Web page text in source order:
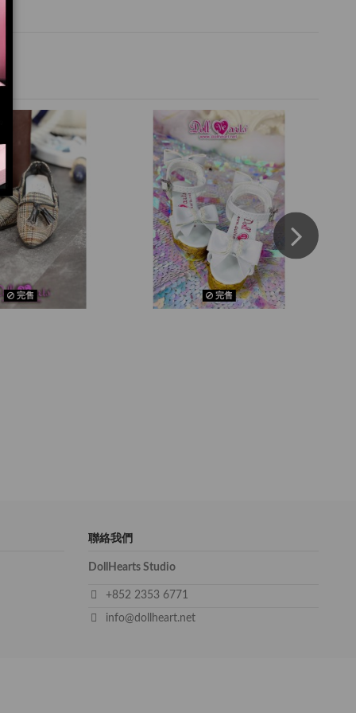
完售 完售
聯絡我們
DollHearts Studio
+852 2353 6771
info@dollheart.net